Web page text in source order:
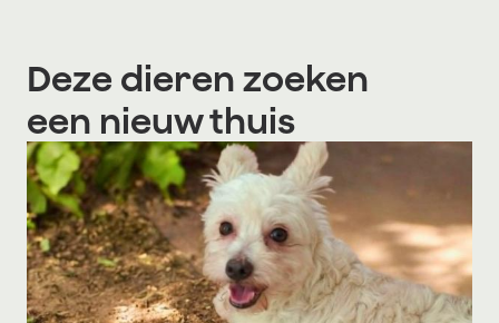
Deze dieren zoeken
een nieuw thuis